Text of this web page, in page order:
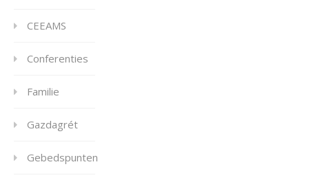
CEEAMS
Conferenties
Familie
Gazdagrét
Gebedspunten